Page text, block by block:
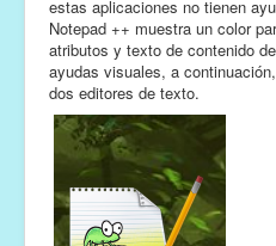
estas aplicaciones no tienen
Notepad ++ muestra un color
atributos y texto de contenido
ayudas visuales, a
dos editores de texto.